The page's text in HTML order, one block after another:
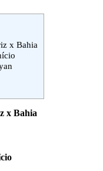
x Bahia
x Bahia